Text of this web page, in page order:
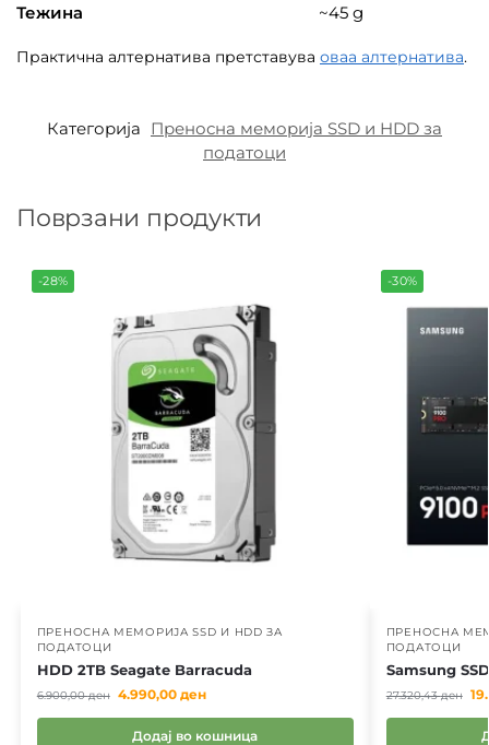
Тежина
~45 g
Практична алтернатива претставува оваа алтернатива.
Категорија Преносна меморија SSD и HDD за
податоци
Поврзани продукти
-28%
ПРЕНОСНА МЕМОРИЈА SSD И HDD ЗА
ПОДАТОЦИ
HDD 2TB Seagate Barracuda
6.900,00ден 4.990,00 ден
Додај во кошница
-30%
ПРЕНОСНА
ПОДАТОЦИ
Samsung
27.320,43ден